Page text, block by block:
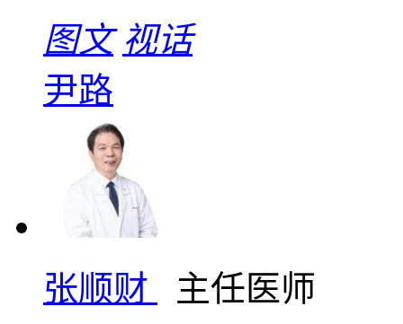
图文 视话
尹路
张顺财
主任医师